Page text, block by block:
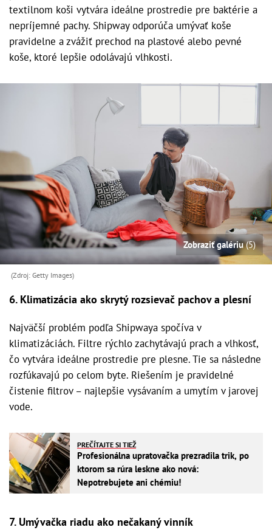
textilnom koši vytvára ideálne prostredie pre baktérie a
nepríjemné pachy. Shipway odporúča umývať koše
pravidelne a zvážiť prechod na plastové alebo pevné
koše, ktoré lepšie odolávajú vlhkosti.
Zobraziť galériu(5)
(Zdroj: Getty Images)
6. Klimatizácia ako skrytý rozsievač pachov a plesní
Najväčší problém podľa Shipwaya spočíva v
klimatizáciách. Filtre rýchlo zachytávajú prach a vlhkosť,
čo vytvára ideálne prostredie pre plesne. Tie sa následne
rozfúkavajú po celom byte. Riešením je pravidelné
čistenie filtrov – najlepšie vysávaním a umytím v jarovej
vode.
PREČÍTAJTE SI TIEŽ
Profesionálna upratovačka prezradila trik, po
ktorom sa rúra leskne ako nová:
Nepotrebujete ani chémiu!
7. Umývačka riadu ako nečakaný vinník